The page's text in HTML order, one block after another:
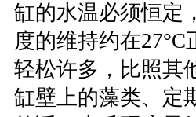
缸的水温必须恒定
度的维持约在
轻松许多，比照其
缸壁上的藻类、定